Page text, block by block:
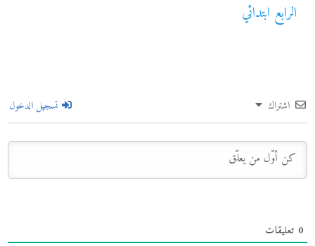
الرابع ابتدائي
اشتراك تسجيل الدخول
0 تعليقات